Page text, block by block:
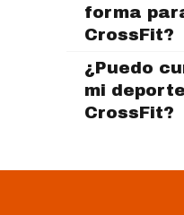
forma
CrossFit?
¿Puedo
mi
CrossFit?